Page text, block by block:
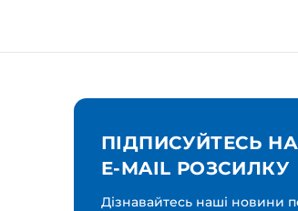
ПІДПИСУЙТЕСЬ
E-MAIL РОЗСИЛКУ
Дізнавайтесь наші новини